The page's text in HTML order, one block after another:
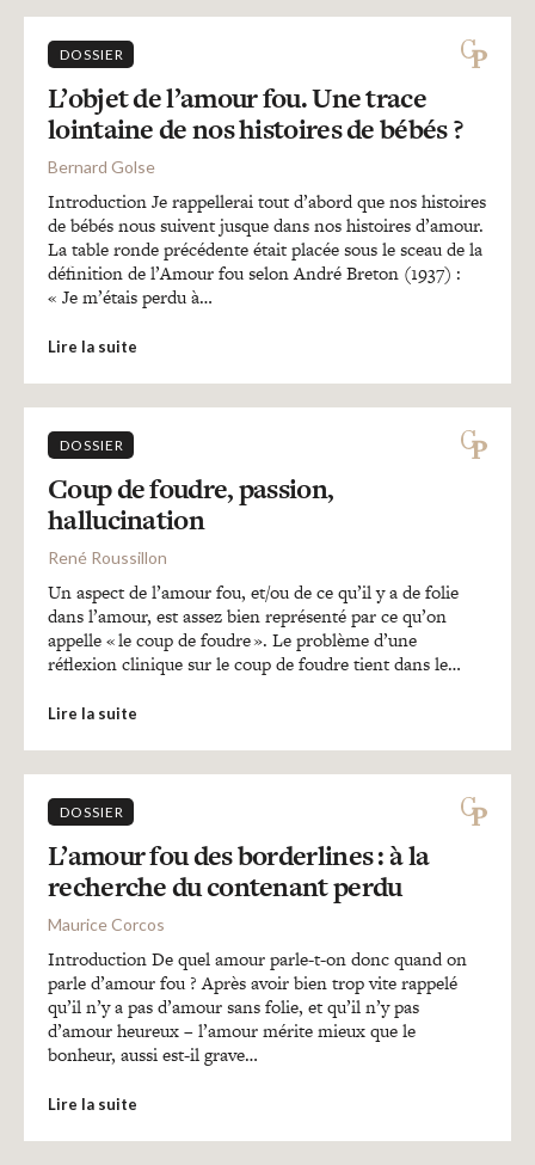
DOSSIER
L’objet de l’amour fou. Une trace
lointaine de nos histoires de bébés ?
Bernard Golse
Introduction Je rappellerai tout d’abord que nos histoires
de bébés nous suivent jusque dans nos histoires d’amour.
La table ronde précédente était placée sous le sceau de la
définition de l’Amour fou selon André Breton (1937) :
« Je m’étais perdu à…
Lire la suite
DOSSIER
Coup de foudre, passion,
hallucination
René Roussillon
Un aspect de l’amour fou, et/ou de ce qu’il y a de folie
dans l’amour, est assez bien représenté par ce qu’on
appelle « le coup de foudre ». Le problème d’une
réflexion clinique sur le coup de foudre tient dans le…
Lire la suite
DOSSIER
L’amour fou des borderlines : à la
recherche du contenant perdu
Maurice Corcos
Introduction De quel amour parle-t-on donc quand on
parle d’amour fou ? Après avoir bien trop vite rappelé
qu’il n’y a pas d’amour sans folie, et qu’il n’y pas
d’amour heureux – l’amour mérite mieux que le
bonheur, aussi est-il grave…
Lire la suite